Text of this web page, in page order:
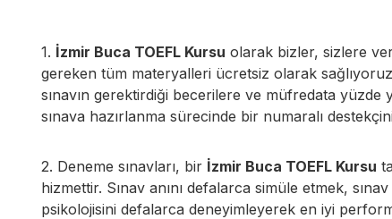
1. İzmir Buca TOEFL Kursu olarak bizler, sizlere
gereken tüm materyalleri ücretsiz olarak
sınavın gerektirdiği becerilere ve müfredata
sınava hazırlanma sürecinde bir numaralı
2. Deneme sınavları, bir İzmir Buca TOEFL Kursu
hizmettir. Sınav anını defalarca simüle etmek,
psikolojisini defalarca deneyimleyerek en iyi